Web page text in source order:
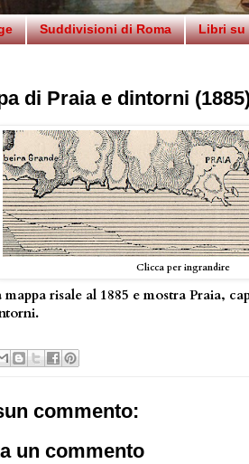
Suddivisioni di Roma Libri su
di Praia e dintorni
Clicca per ingrandire
mappa risale al 1885 e mostra Praia,
commento:
un commento